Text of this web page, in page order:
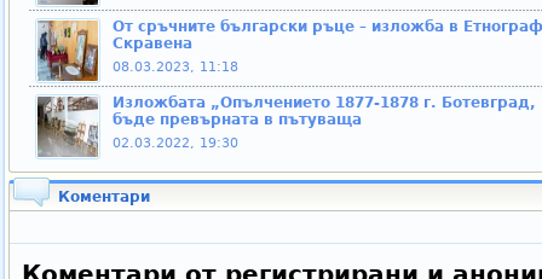
От сръчните български ръце – изложба в
Скравена
08.03.2023, 11:18
Изложбата „Опълчението 1877-1878 г.
бъде превърната в пътуваща
02.03.2022, 19:30
Коментари